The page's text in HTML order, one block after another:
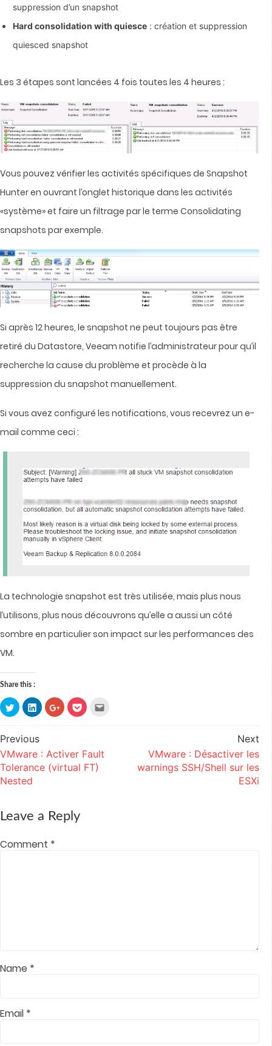
suppression d’un snapshot
Hard consolidation with quiesce : création et suppression
quiesced snapshot
Les 3 étapes sont lancées 4 fois toutes les 4 heures :
Vous pouvez vérifier les activités spécifiques de Snapshot
Hunter en ouvrant l’onglet historique dans les activités
«système» et faire un filtrage par le terme Consolidating
snapshots par exemple.
Si après 12 heures, le snapshot ne peut toujours pas être
retiré du Datastore, Veeam notifie l’administrateur pour qu’il
recherche la cause du problème et procède à la
suppression du snapshot manuellement.
Si vous avez configuré les notifications, vous recevrez un e-
mail comme ceci :
La technologie snapshot est très utilisée, mais plus nous
l’utilisons, plus nous découvrons qu’elle a aussi un côté
sombre en particulier son impact sur les performances des
VM.
Share this :
Click
to
share
on
Twitter
(Opens
new
window)
Click
to
share
on
(Opens
new
window)
Click
to
share
on
in
new
window)
Click
to
on
in
new
window)
this
Post
navigation
Previous
VMware : Activer Fault
Tolerance (virtual FT)
Nested
Next
VMware : Désactiver les
warnings SSH/Shell sur les
ESXi
Leave a Reply
Comment *
Name *
Email *